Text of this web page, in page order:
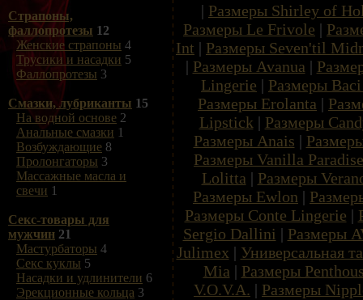
Страпоны,
фаллопротезы 12
Женские страпоны 4
Трусики и насадки 5
Фаллопротезы 3
Смазки, лубриканты 15
На водной основе 2
Анальные смазки 1
Возбуждающие 8
Пролонгаторы 3
Массажные масла и
свечи 1
Секс-товары для
мужчин 21
Мастурбаторы 4
Секс куклы 5
Насадки и удлинители 6
Эрекционные кольца 3
| Размеры Shirley of
Размеры Le Frivole |
Int | Размеры Seven'til
| Размеры Avanua |
Lingerie | Размеры
Размеры Erolanta |
Lipstick | Размеры
Размеры Anais |
Размеры Vanilla Paradise
Lolitta | Размеры
Размеры Ewlon |
Размеры Conte Lingerie |
Sergio Dallini | Размеры
Julimex | Универсальная
Mia | Размеры
V.O.V.A. | Размеры